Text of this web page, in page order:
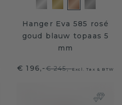
Hanger Eva 585 rosé
goud blauw topaas 5
mm
€ 196,-€ 245,-Excl. Tax & BTW